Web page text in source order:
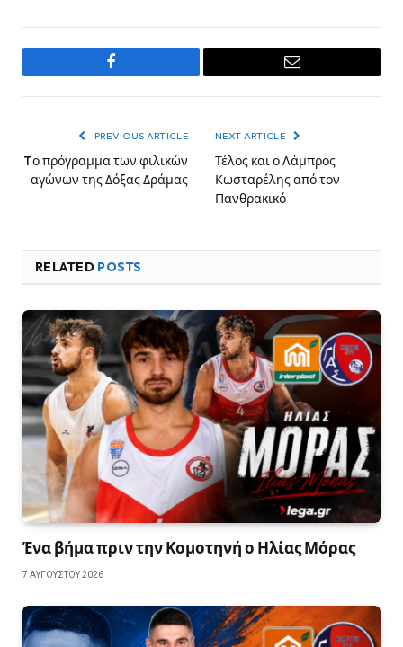
Facebook Email
PREVIOUS ARTICLE
Tο πρόγραμμα των φιλικών
αγώνων της Δόξας Δράμας
NEXT ARTICLE
Τέλος και ο Λάμπρος
Κωσταρέλης από τον
Πανθρακικό
RELATED POSTS
Ένα βήμα πριν την Κομοτηνή ο Ηλίας Μόρας
7 ΑΥΓΟΎΣΤΟΥ 2026